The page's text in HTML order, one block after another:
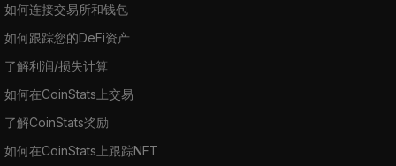
如何连接交易所和钱包
如何跟踪您的DeFi资产
了解利润/损失计算
如何在CoinStats上交易
了解CoinStats奖励
如何在CoinStats上跟踪NFT